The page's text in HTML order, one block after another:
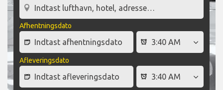
Afhentningsdato
Afleveringsdato